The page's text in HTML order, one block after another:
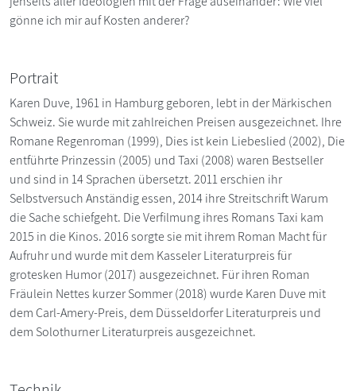
gönne ich mir auf Kosten anderer?
Portrait
Karen Duve, 1961 in Hamburg geboren, lebt in der Märkischen
Schweiz. Sie wurde mit zahlreichen Preisen ausgezeichnet. Ihre
Romane Regenroman (1999), Dies ist kein Liebeslied (2002), Die
entführte Prinzessin (2005) und Taxi (2008) waren Bestseller
und sind in 14 Sprachen übersetzt. 2011 erschien ihr
Selbstversuch Anständig essen, 2014 ihre Streitschrift Warum
die Sache schiefgeht. Die Verfilmung ihres Romans Taxi kam
2015 in die Kinos. 2016 sorgte sie mit ihrem Roman Macht für
Aufruhr und wurde mit dem Kasseler Literaturpreis für
grotesken Humor (2017) ausgezeichnet. Für ihren Roman
Fräulein Nettes kurzer Sommer (2018) wurde Karen Duve mit
dem Carl-Amery-Preis, dem Düsseldorfer Literaturpreis und
dem Solothurner Literaturpreis ausgezeichnet.